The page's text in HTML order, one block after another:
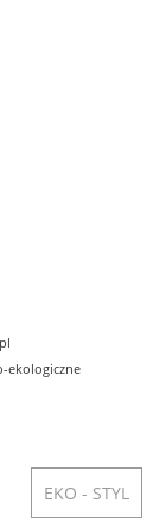
ekologiczne
EKO - STYL